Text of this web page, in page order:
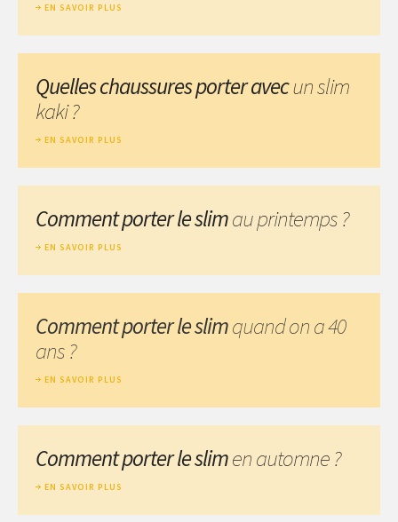
EN SAVOIR PLUS
Quelles chaussures porter avecun slim
kaki ?
EN SAVOIR PLUS
Comment porter le slimau printemps ?
EN SAVOIR PLUS
Comment porter le slimquand on a 40
ans ?
EN SAVOIR PLUS
Comment porter le slimen automne ?
EN SAVOIR PLUS